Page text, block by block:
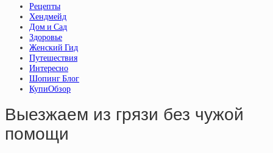
Рецепты
Хендмейд
Дом и Сад
Здоровье
Женский Гид
Путешествия
Интересно
Шопинг Блог
КупиОбзор
Выезжаем из грязи без чужой
помощи